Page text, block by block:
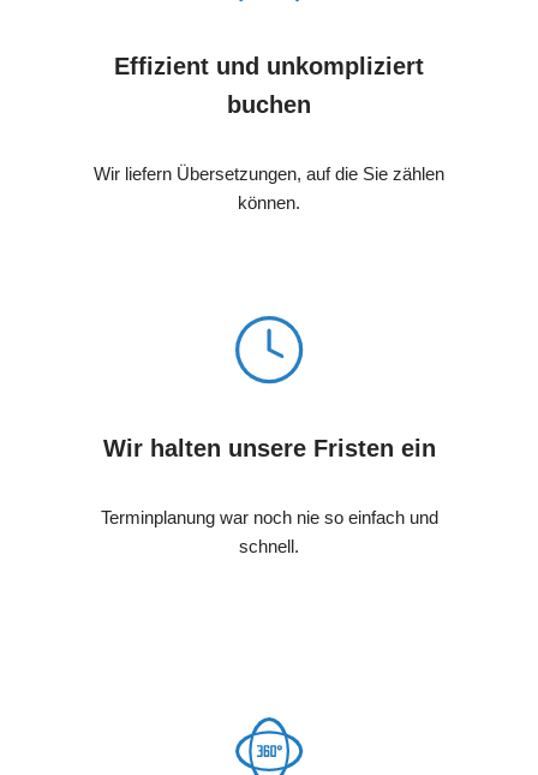
Effizient und unkompliziert
buchen
Wir liefern Übersetzungen, auf die Sie zählen
können.
Wir halten unsere Fristen ein
Terminplanung war noch nie so einfach und
schnell.